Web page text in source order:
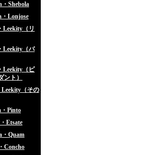
Shebola
Lonjose
Leekity（リ
Leekity（バ
Leekity（ピ
ント）
（その
Pinto
Etsate
Quam
Concho